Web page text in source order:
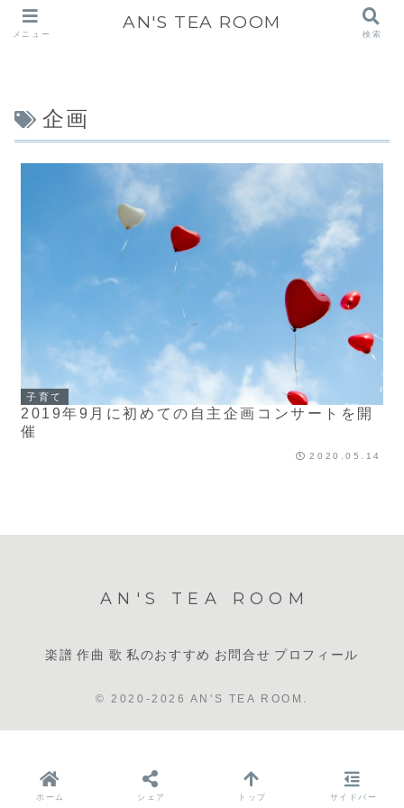
企画
子育て
2019年9月に初めての自主企画コンサートを開
催
2020.05.14
AN'S TEA ROOM
楽譜 作曲 歌 私のおすすめ お問合せ プロフィール
© 2020-2026 AN'S TEA ROOM.
メニュー
AN'S TEA ROOM
検索
ホーム シェア トップ サイドバー